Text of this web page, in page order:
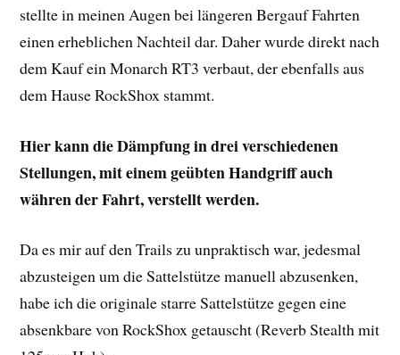
stellte in meinen Augen bei längeren Bergauf Fahrten
einen erheblichen Nachteil dar. Daher wurde direkt nach
dem Kauf ein Monarch RT3 verbaut, der ebenfalls aus
dem Hause RockShox stammt.
Hier kann die Dämpfung in drei verschiedenen
Stellungen, mit einem geübten Handgriff auch
währen der Fahrt, verstellt werden.
Da es mir auf den Trails zu unpraktisch war, jedesmal
abzusteigen um die Sattelstütze manuell abzusenken,
habe ich die originale starre Sattelstütze gegen eine
absenkbare von RockShox getauscht (Reverb Stealth mit